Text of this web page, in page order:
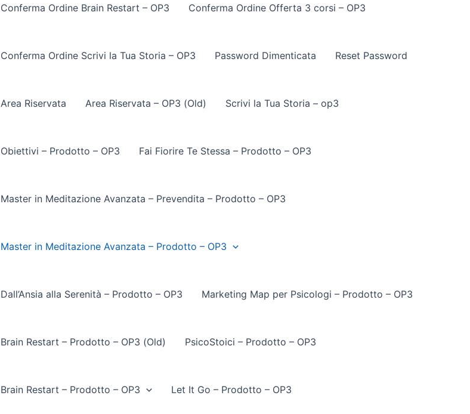
Conferma Ordine Brain Restart – OP3 Conferma Ordine Offerta 3 corsi – OP3
Conferma Ordine Scrivi la Tua Storia – OP3 Password Dimenticata Reset Password
Area Riservata Area Riservata – OP3 (Old) Scrivi la Tua Storia – op3
Obiettivi – Prodotto – OP3 Fai Fiorire Te Stessa – Prodotto – OP3
Master in Meditazione Avanzata – Prevendita – Prodotto – OP3
Master in Meditazione Avanzata – Prodotto – OP3
Dall’Ansia alla Serenità – Prodotto – OP3 Marketing Map per Psicologi – Prodotto – OP3
Brain Restart – Prodotto – OP3 (Old) PsicoStoici – Prodotto – OP3
Brain Restart – Prodotto – OP3 Let It Go – Prodotto – OP3